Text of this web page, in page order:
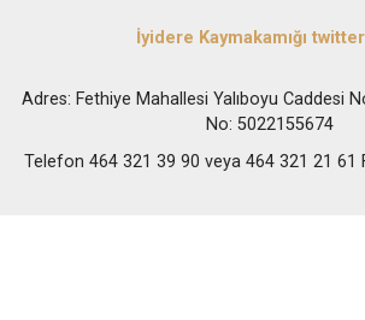
İyidere Kaymakamığı
Adres: Fethiye Mahallesi Yalıboyu Caddesi
No: 5022155674
Telefon 464 321 39 90 veya 464 321 21 61